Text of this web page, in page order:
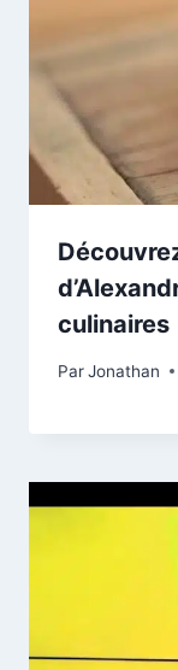
culinaires
ParJonathan